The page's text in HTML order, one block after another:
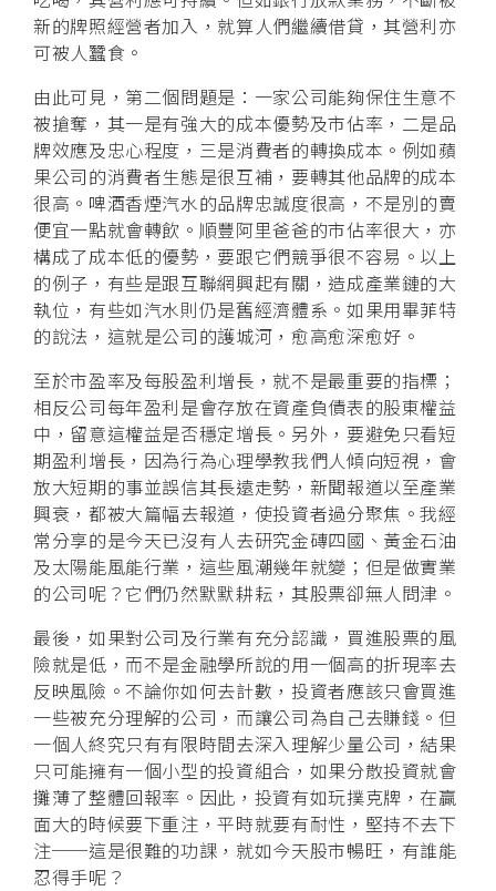
新的牌照經營者加入，就算人們繼續借貸，其營利亦
可被人蠶食。
由此可見，第二個問題是：一家公司能夠保住生意不
被搶奪，其一是有強大的成本優勢及市佔率，二是品
牌效應及忠心程度，三是消費者的轉換成本。例如蘋
果公司的消費者生態是很互補，要轉其他品牌的成本
很高。啤酒香煙汽水的品牌忠誠度很高，不是別的賣
便宜一點就會轉飲。順豐阿里爸爸的市佔率很大，亦
構成了成本低的優勢，要跟它們競爭很不容易。以上
的例子，有些是跟互聯網興起有關，造成產業鏈的大
執位，有些如汽水則仍是舊經濟體系。如果用畢菲特
的說法，這就是公司的護城河，愈高愈深愈好。
至於市盈率及每股盈利增長，就不是最重要的指標；
相反公司每年盈利是會存放在資產負債表的股東權益
中，留意這權益是否穩定增長。另外，要避免只看短
期盈利增長，因為行為心理學教我們人傾向短視，會
放大短期的事並誤信其長遠走勢，新聞報道以至產業
興衰，都被大篇幅去報道，使投資者過分聚焦。我經
常分享的是今天已沒有人去研究金磚四國、黃金石油
及太陽能風能行業，這些風潮幾年就變；但是做實業
的公司呢？它們仍然默默耕耘，其股票卻無人問津。
最後，如果對公司及行業有充分認識，買進股票的風
險就是低，而不是金融學所說的用一個高的折現率去
反映風險。不論你如何去計數，投資者應該只會買進
一些被充分理解的公司，而讓公司為自己去賺錢。但
一個人終究只有有限時間去深入理解少量公司，結果
只可能擁有一個小型的投資組合，如果分散投資就會
攤薄了整體回報率。因此，投資有如玩撲克牌，在贏
面大的時候要下重注，平時就要有耐性，堅持不去下
注──這是很難的功課，就如今天股市暢旺，有誰能
忍得手呢？